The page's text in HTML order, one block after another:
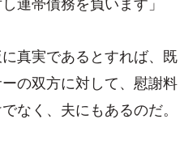
真実であるとすれば、既
の双方に対して、慰謝料
なく、夫にもあるのだ。